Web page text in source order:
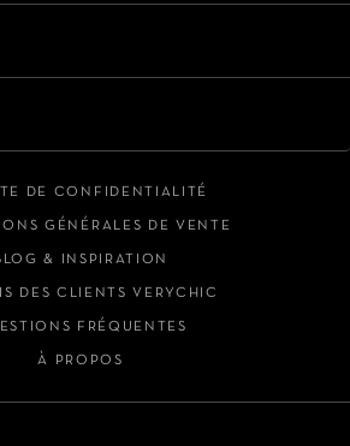
DE CONFIDENTIALITÉ
GÉNÉRALES DE VENTE
& INSPIRATION
DES CLIENTS VERYCHIC
FRÉQUENTES
À PROPOS